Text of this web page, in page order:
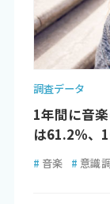
調査データ
1年間に音
は61.2％、
# 音楽 # 意識